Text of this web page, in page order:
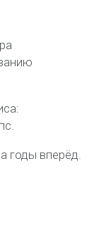
годы вперёд.